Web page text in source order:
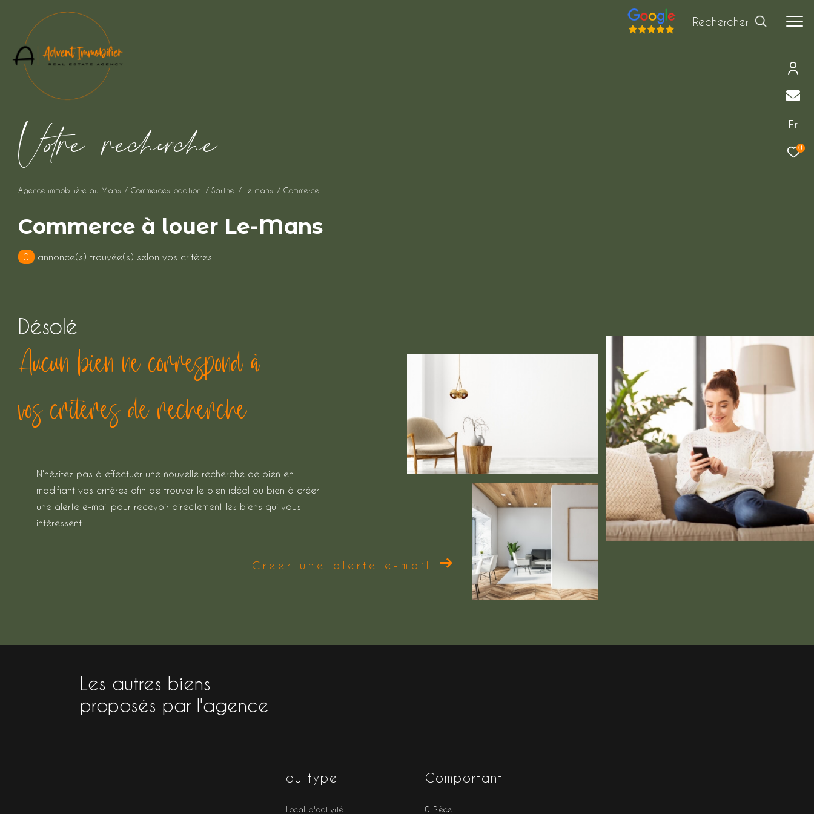
Fr
0
Rechercher
Vore recece
Agence immobilière au Mans Commerces location Sarthe Le mans Commerce
Commerce à louer Le-Mans
0 annonce(s) trouvée(s) selon vos critères
Désolé
Aucun bien ne correspond à
vos critères de recherche
N'hésitez pas à effectuer une nouvelle recherche de bien en
modifiant vos critères afin de trouver le bien idéal ou bien à créer
une alerte e-mail pour recevoir directement les biens qui vous
intéressent.
Creer une alerte e-mail
Les autres biens
proposés par l'agence
du type
Local d'activité
Comportant
0 Pièce